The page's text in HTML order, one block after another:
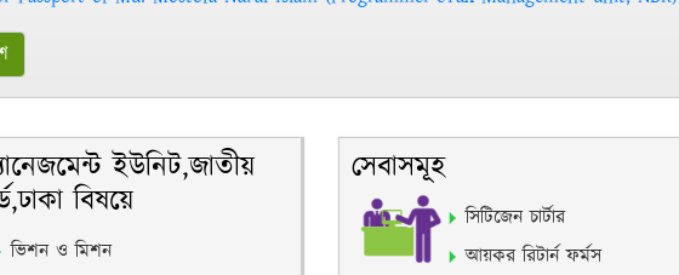
ইউনিট,জাতীয়
বিষয়ে
ভিশন ও মিশন
সেবাসমূহ
সিটিজেন চার্টার
আয়কর রিটার্ন ফর্মস